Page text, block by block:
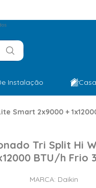
Instalação
Smart 2x9000 +
Tri Split Hi
BTU/h Frio
MARCA: Daikin